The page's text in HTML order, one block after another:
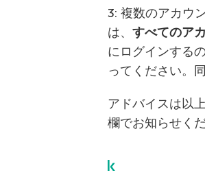
3: 複数のアカウ
は、 すべてのア
にログインする
ってください。
アドバイスは以
欄でお知らせくだ